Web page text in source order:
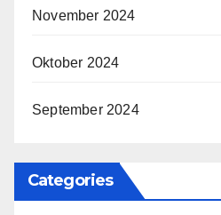
November 2024
Oktober 2024
September 2024
Categories